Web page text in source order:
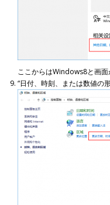
ここからはWindows8と画
“日付、時刻、または数値の